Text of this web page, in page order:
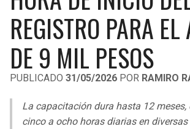
LIGA DE EXPANSIÓN MX
LEAGUES CUP
UEFA EUROPA LEAGUE
UEFA CONFERENCE LEAGUE
MLS
COPA SUDAMERICANA
RAIDERS
CHARGERS
BENGALS
CAVALIERS
PISTONS
BUCKS
REGISTRO PARA EL
DE 9 MIL PESOS
PUBLICADO 31/05/2026 POR RAMIRO
La capacitación dura hasta 12 meses,
cinco a ocho horas diarias en diversas